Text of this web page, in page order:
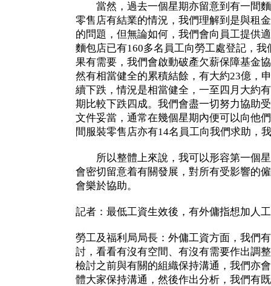
當然，過去一個星期亦留意到有一間麵
零售店有結業的情況，我們理解到是與租
的問題，但無論如何，我們會向員工提供
麵包店已有160多名員工向勞工處登記，
果有需要，我們會啟動破產欠薪保障基金
然有相當健全的累積結餘，有大約23億，
續下跌，情況是相當健全，一至四月大約
期比較下跌四成。我們會盡一切努力協助
文件妥當，通常在幾個星期內便可以向他
間服裝零售店亦有14名員工向我們求助，
所以整體上來說，我可以形容第一個星
會密切留意着有關發展，對所有受影響的
會樂於協助。
記者：最低工資生效後，有外傭指想加人
勞工及福利局局長：外傭工資方面，我們
討，看看有沒有空間、有沒有需要作出調
檢討之前與有關的組織保持溝通，我們亦
體大家保持溝通，然後作出分析，我們有